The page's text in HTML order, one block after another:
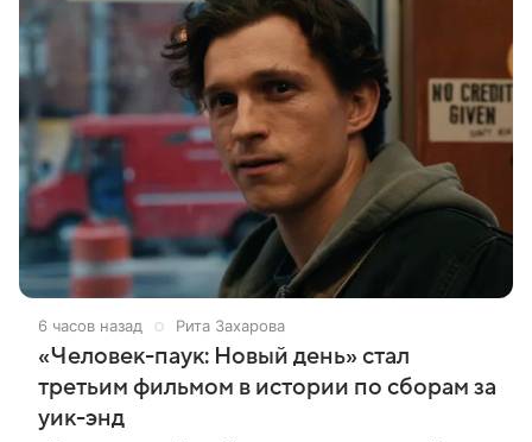
6 часов назад Рита Захарова
«Человек-паук: Новый день» стал
третьим фильмом в истории по сборам за
уик-энд